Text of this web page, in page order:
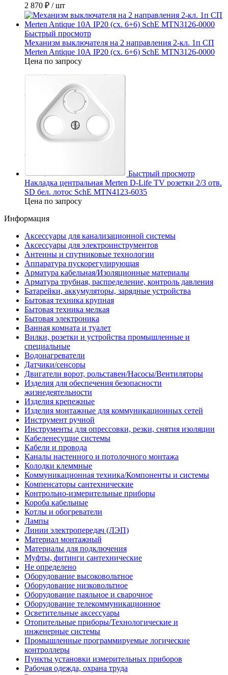
2 870 ₽ / шт
Быстрый просмотр
Механизм выключателя на 2 направления 2-кл. 1п СП
Merten Antique 10А IP20 (сх. 6+6) SchE MTN3126-0000
Цена по запросу
Быстрый просмотр
Накладка центральная Merten D-Life TV розетки 2/3 отв.
SD бел. лотос SchE MTN4123-6035
Цена по запросу
Информация
Аксессуары для канализационной системы
Аксессуары для электроинструментов
Антенны и спутниковые технологии
Аппаратура пускорегулирующая
Арматура кабельная/Изоляционные материалы
Арматура трубная, распределение, контроль давления
Батарейки, аккумуляторы, зарядные устройства
Бытовая техника крупная
Бытовая техника мелкая
Бытовая электроника
Ванная комната и туалет
Вилки, розетки и устройства промышленные и
специальные
Водонагреватели
Датчики/сенсоры
Двигатели ворот, рольставен/Насосы/Вентиляторы
Изделия для обеспечения безопасности
жизнедеятельности
Изделия крепежные
Изделия монтажные для коммуникационных сетей
Инструмент ручной
Инструменты для опрессовки, резки, снятия изоляции
Кабеленесущие системы
Кабели и провода
Каналы настенного и потолочного монтажа
Колодки клеммные
Коммуникационная техника/Компоненты и системы
Компенсаторы сантехнические
Контрольно-измерительные приборы
Короба кабельные
Котлы и обогреватели
Лампы
Линии электропередач (ЛЭП)
Материал монтажный
Материалы для подключения
Муфты, фитинги сантехнические
Не определено
Оборудование высоковольтное
Оборудование низковольтное
Оборудование паяльное и сварочное
Оборудование телекоммуникационное
Осветительные аксессуары
Отопительные приборы/Технологические и
инженерные системы
Промышленные программируемые логические
контроллеры
Пункты установки измерительных приборов
Рабочая одежда, охрана труда